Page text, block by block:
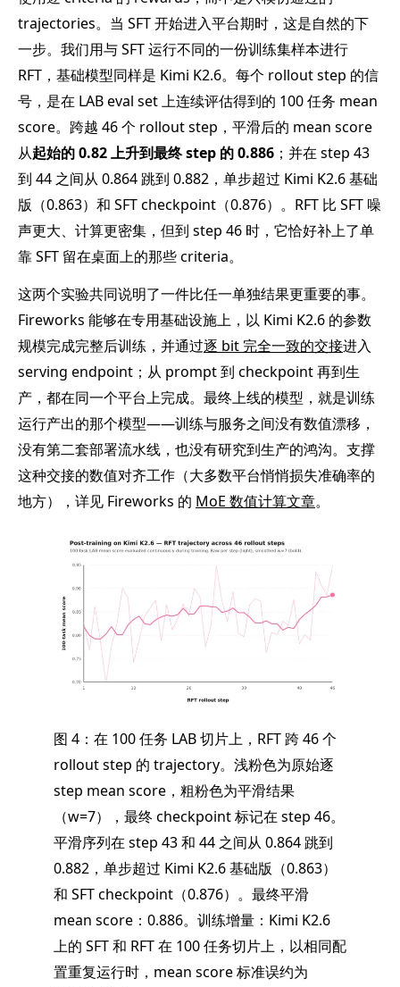
trajectories。当 SFT 开始进入平台期时，这是自然的下
一步。我们用与 SFT 运行不同的一份训练集样本进行
RFT，基础模型同样是 Kimi K2.6。每个 rollout step 的信
号，是在 LAB eval set 上连续评估得到的 100 任务 mean
score。跨越 46 个 rollout step，平滑后的 mean score
从起始的 0.82 上升到最终 step 的 0.886 ；并在 step 43
到 44 之间从 0.864 跳到 0.882，单步超过 Kimi K2.6 基础
版（0.863）和 SFT checkpoint（0.876）。RFT 比 SFT 噪
声更大、计算更密集，但到 step 46 时，它恰好补上了单
靠 SFT 留在桌面上的那些 criteria。
这两个实验共同说明了一件比任一单独结果更重要的事。
Fireworks 能够在专用基础设施上，以 Kimi K2.6 的参数
规模完成完整后训练，并通过逐 bit 完全一致的交接进入
serving endpoint；从 prompt 到 checkpoint 再到生
产，都在同一个平台上完成。最终上线的模型，就是训练
运行产出的那个模型——训练与服务之间没有数值漂移，
没有第二套部署流水线，也没有研究到生产的鸿沟。支撑
这种交接的数值对齐工作（大多数平台悄悄损失准确率的
地方），详见 Fireworks 的 MoE 数值计算文章。
图 4：在 100 任务 LAB 切片上，RFT 跨 46 个
rollout step 的 trajectory。浅粉色为原始逐
step mean score，粗粉色为平滑结果
（w=7），最终 checkpoint 标记在 step 46。
平滑序列在 step 43 和 44 之间从 0.864 跳到
0.882，单步超过 Kimi K2.6 基础版（0.863）
和 SFT checkpoint（0.876）。最终平滑
mean score：0.886。训练增量：Kimi K2.6
上的 SFT 和 RFT 在 100 任务切片上，以相同配
置重复运行时，mean score 标准误约为